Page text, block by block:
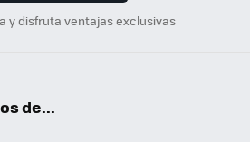
y disfruta ventajas exclusivas
de...